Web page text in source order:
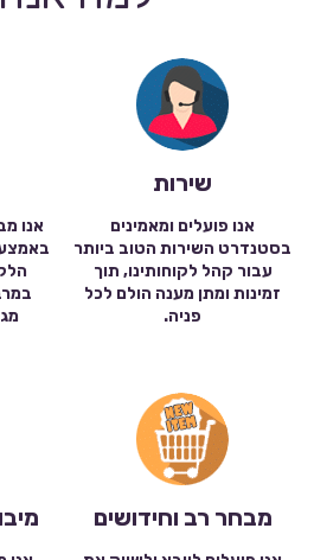
שירות
אנו פועלים ומאמינים
בסטנדרט השירות הטוב ביותר
עבור קהל לקוחותינו, תוך
זמינות ומתן מענה הולם לכל
פניה.
אנו
מגיע
מבחר רב וחידושים